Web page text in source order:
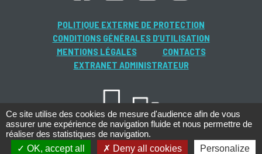
POLITIQUE EXTERNE DE PROTECTION
CONDITIONS GÉNÉRALES D’UTILISATION
MENTIONS LÉGALES
CONTACTS
EXTRANET ADMINISTRATEUR
Ce site utilise des cookies de mesure d'audience afin de vous
assurer une expérience de navigation fluide et nous permettre de
réaliser des statistiques de navigation.
OK, accept all
Deny all cookies Personalize